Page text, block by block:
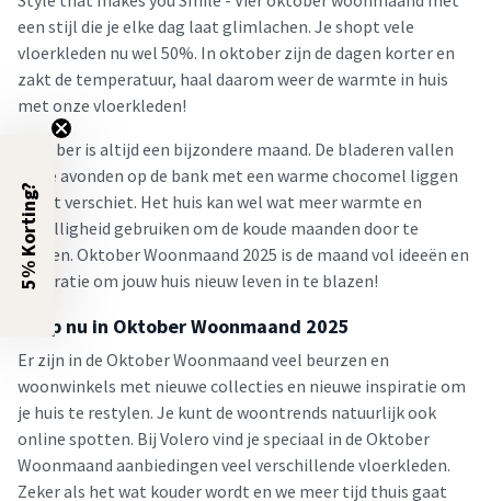
een stijl die je elke dag laat glimlachen. Je shopt vele
vloerkleden nu wel 50%. In oktober zijn de dagen korter en
zakt de temperatuur, haal daarom weer de warmte in huis
met onze vloerkleden!
Oktober is altijd een bijzondere maand. De bladeren vallen
en de avonden op de bank met een warme chocomel liggen
in het verschiet. Het huis kan wel wat meer warmte en
gezelligheid gebruiken om de koude maanden door te
komen. Oktober Woonmaand 2025 is de maand vol ideeën en
inspiratie om jouw huis nieuw leven in te blazen!
Shop nu in Oktober Woonmaand 2025
Er zijn in de Oktober Woonmaand veel beurzen en
woonwinkels met nieuwe collecties en nieuwe inspiratie om
je huis te restylen. Je kunt de woontrends natuurlijk ook
online spotten. Bij Volero vind je speciaal in de Oktober
Woonmaand aanbiedingen veel verschillende vloerkleden.
Zeker als het wat kouder wordt en we meer tijd thuis gaat
5% Korting?